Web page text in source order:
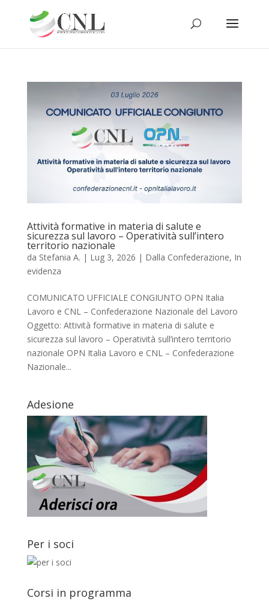
Attività formative in materia di salute e
sicurezza sul lavoro – Operatività sull’intero
territorio nazionale
da Stefania A. | Lug 3, 2026 | Dalla Confederazione, In
evidenza
COMUNICATO UFFICIALE CONGIUNTO OPN Italia
Lavoro e CNL – Confederazione Nazionale del Lavoro
Oggetto: Attività formative in materia di salute e
sicurezza sul lavoro – Operatività sull’intero territorio
nazionale OPN Italia Lavoro e CNL – Confederazione
Nazionale...
Adesione
Per i soci
Corsi in programma